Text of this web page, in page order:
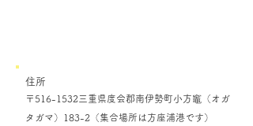
住所
〒516-1532三重県度会郡南伊勢町小方竈（オガ
タガマ）183-2​​（集合場所は方座浦港です）